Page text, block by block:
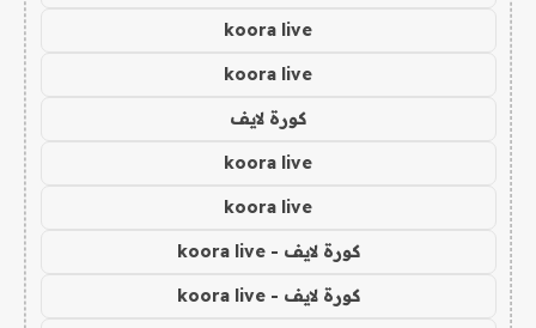
koora live
koora live
كورة لايف
koora live
koora live
كورة لايف - koora live
كورة لايف - koora live